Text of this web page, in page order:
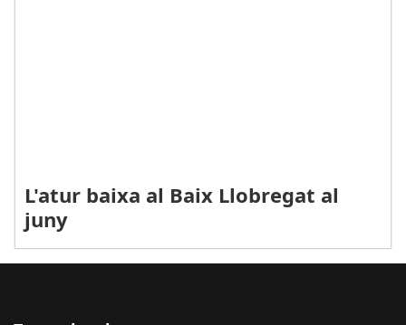
L'atur baixa al Baix Llobregat al
juny